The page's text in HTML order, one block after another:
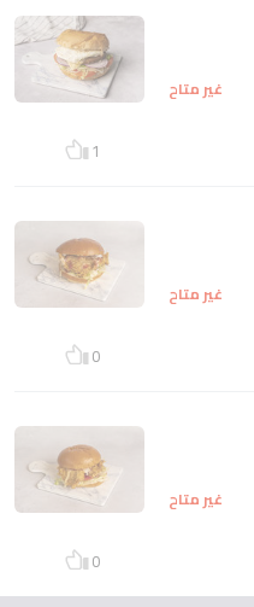
غير متاح
1
غير متاح
0
غير متاح
0